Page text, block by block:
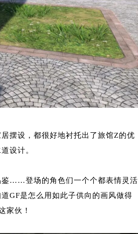
摆设，都很好地衬托出了旅馆Z的优
设计。
鉴……登场的角色们一个个都表情灵活
GF是怎么用如此子供向的画风做得
家伙！